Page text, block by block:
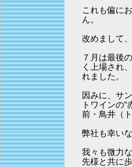
これも偏に
ん。
改めまして
７月は最後
く上場され
れました。
因みに、サ
トワインの
前・鳥井（
弊社も幸い
我々も微力
先様と共に